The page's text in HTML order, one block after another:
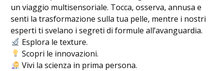
un viaggio multisensoriale. Tocca, osserva, annusa e
senti la trasformazione sulla tua pelle, mentre i nostri
esperti ti svelano i segreti di formule all’avanguardia.
Esplora le texture.
Scopri le innovazioni.
Vivi la scienza in prima persona.